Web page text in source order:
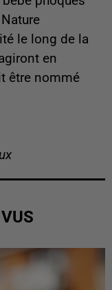
le long de la
en
être nommé